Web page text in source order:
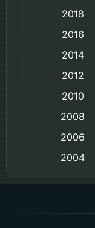
2018
2016
2014
2012
2010
2008
2006
2004
2002